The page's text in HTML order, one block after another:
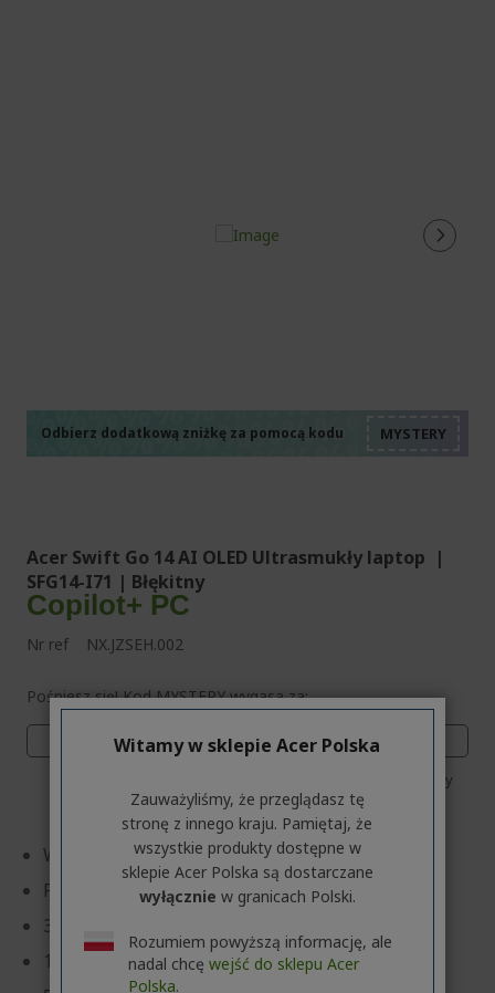
Odbierz dodatkową zniżkę za pomocą kodu
Acer Swift Go 14 AI OLED Ultrasmukły laptop |
SFG14-I71 | Błękitny
Copilot+ PC
Nr ref NX.JZSEH.002
Pośpiesz się! Kod MYSTERY wygasa za:
19 15
Sekundy
Windows 11 Home 64 bitów
Procesor Intel® Core™ Ultra 7 355 2,30 GHz
35,6 cm (14") OLED 1,9K (1920 x 1200) 16:9
16 GB, LPDDR5X
Witamy w sklepie Acer Polska
Zauważyliśmy, że przeglądasz tę
stronę z innego kraju. Pamiętaj, że
wszystkie produkty dostępne w
sklepie Acer Polska są dostarczane
wyłącznie w granicach Polski.
Rozumiem powyższą informację, ale
nadal chcę wejść do sklepu Acer
Polska.